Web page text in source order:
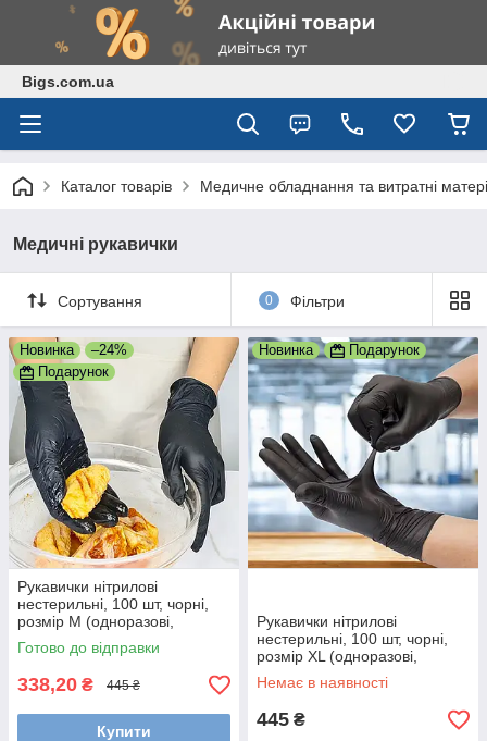
Bigs.com.ua
Каталог товарів Медичне обладнання та витратні
Медичні рукавички
Сортування 0 Фільтри
Новинка
–24%
Подарунок
Рукавички нітрилові
нестерильні, 100 шт, чорні,
розмір M (одноразові,
неопудрені)
Готово до відправки
338,20 ₴ 445 ₴
Купити
Новинка Подарунок
Рукавички нітрилові
нестерильні, 100 шт, чорні,
розмір XL (одноразові,
неопудрені)
Немає в наявності
445 ₴